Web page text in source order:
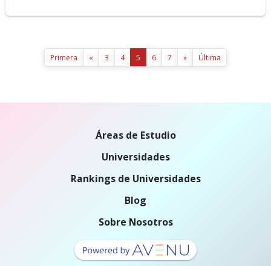
Primera « 3 4 5 6 7 » Última
Áreas de Estudio
Universidades
Rankings de Universidades
Blog
Sobre Nosotros